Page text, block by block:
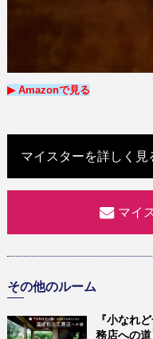
▶︎ Amazonで見る
マイスターを詳しく見
マイ
その他のルーム
『小なれ
務店への